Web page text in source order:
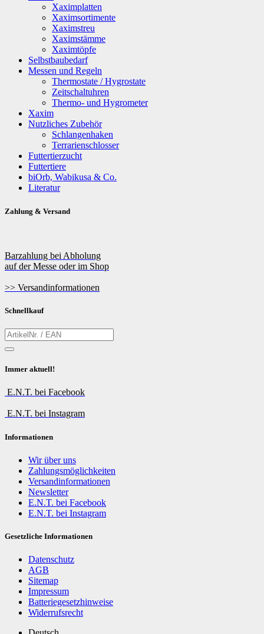
Xaximplatten
Xaximsortimente
Xaximstreu
Xaximstämme
Xaximtöpfe
Selbstbaubedarf
Messen und Regeln
Thermostate / Hygrostate
Zeitschaltuhren
Thermo- und Hygrometer
Xaxim
Nutzliches Zubehör
Schlangenhaken
Terrarienschlosser
Futtertierzucht
Futtertiere
biOrb, Wabikusa & Co.
Literatur
Zahlung & Versand
Barzahlung bei Abholung
auf der Messe oder im Shop
>> Versandinformationen
Schnellkauf
Immer aktuell!
E.N.T. bei Facebook
E.N.T. bei Instagram
Informationen
Wir über uns
Zahlungsmöglichkeiten
Versandinformationen
Newsletter
E.N.T. bei Facebook
E.N.T. bei Instagram
Gesetzliche Informationen
Datenschutz
AGB
Sitemap
Impressum
Batteriegesetzhinweise
Widerrufsrecht